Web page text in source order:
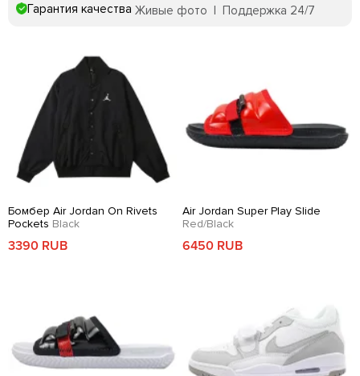
Гарантия качества Живые фото | Поддержка 24/7
Бомбер Air Jordan On Rivets
Pockets Black
3390 RUB
Air Jordan Super Play Slide
Red/Black
6450 RUB